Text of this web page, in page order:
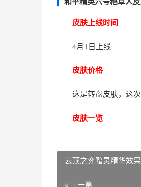
皮肤上线时间
4月1日上线
皮肤价格
这是转盘皮肤，这次
皮肤一览
云顶之弈黯灵精华效
« 上一篇